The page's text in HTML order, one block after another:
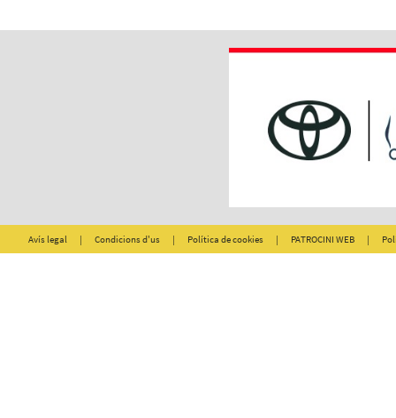
Avís legal | Condicions d'us | Política de cookies | PATROCINI WEB |